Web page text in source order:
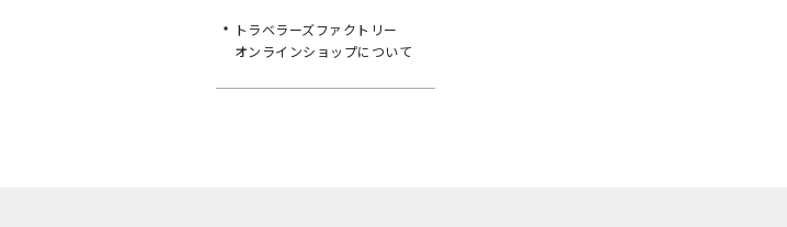
トラベラーズファクトリー
オンラインショップについて